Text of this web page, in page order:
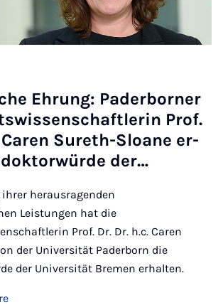
Ehrung: Pader­borner
Prof.
Car­en Sureth-Sloane er­
der…
herausragenden
Leistungen hat die
Prof. Dr. Dr. h.c. Caren
der Universität Paderborn die
der Universität Bremen erhalten.